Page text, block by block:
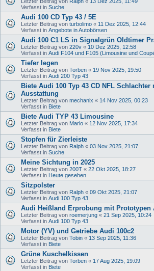
Letzter Beitrag von Ralph « 13 Dez 2025, 11:49
Verfasst in Suche
Audi 100 CD Typ 43 / 5E
Letzter Beitrag von turbolimo « 11 Dez 2025, 12:44
Verfasst in Angebote in Autobörsen
Audi 100 C1 LS in Signalgrün Oldtimer
Letzter Beitrag von 220v « 10 Dez 2025, 12:58
Verfasst in Audi F104 und F105 (Limousine und
Tiefer legen
Letzter Beitrag von Torben « 19 Nov 2025, 19:50
Verfasst in Audi 200 Typ 43
Biete Audi 100 Typ 43 CD NFL Schlachter
Ausstattung
Letzter Beitrag von mechanix « 14 Nov 2025, 00:23
Verfasst in Biete
Biete Audi TYP 43 Limousine
Letzter Beitrag von Mario « 12 Nov 2025, 17:34
Verfasst in Biete
Stopfen für Zierleiste
Letzter Beitrag von Ralph « 03 Nov 2025, 21:07
Verfasst in Suche
Meine Sichtung in 2025
Letzter Beitrag von 200T « 22 Okt 2025, 18:27
Verfasst in Heute gesehen
Sitzpolster
Letzter Beitrag von Ralph « 09 Okt 2025, 21:07
Verfasst in Audi 100 Typ 43
Audi Heißland Erprobung mit Prototypen
Letzter Beitrag von roemerjung « 21 Sep 2025, 10:24
Verfasst in Audi 100 Typ 43
Motor (YV) und Getriebe Audi 100c2
Letzter Beitrag von Tobin « 13 Sep 2025, 11:36
Verfasst in Biete
Grüne Kuschelkissen
Letzter Beitrag von Torben « 17 Aug 2025, 19:09
Verfasst in Biete